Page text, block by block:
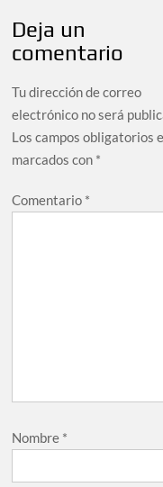
Deja un
comentario
Tu dirección de correo
electrónico no será
Los campos obligatorios
marcados con *
Comentario *
Nombre *